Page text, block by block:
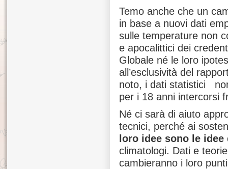
Temo anche che un
in base a nuovi dati
sulle temperature non
e apocalittici dei
Globale né le loro
all’esclusività del
noto, i dati statistici
per i 18 anni intercorsi
Né ci sarà di aiuto
tecnici, perché ai
loro idee sono le
climatologi. Dati e
cambieranno i loro